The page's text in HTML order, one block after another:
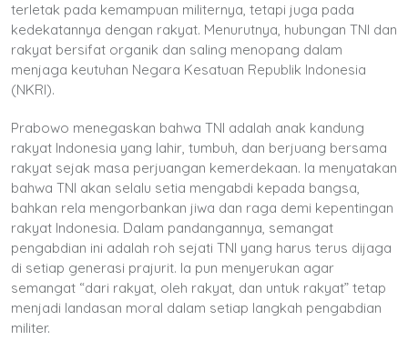
terletak pada kemampuan militernya, tetapi juga pada
kedekatannya dengan rakyat. Menurutnya, hubungan TNI dan
rakyat bersifat organik dan saling menopang dalam
menjaga keutuhan Negara Kesatuan Republik Indonesia
(NKRI).
Prabowo menegaskan bahwa TNI adalah anak kandung
rakyat Indonesia yang lahir, tumbuh, dan berjuang bersama
rakyat sejak masa perjuangan kemerdekaan. Ia menyatakan
bahwa TNI akan selalu setia mengabdi kepada bangsa,
bahkan rela mengorbankan jiwa dan raga demi kepentingan
rakyat Indonesia. Dalam pandangannya, semangat
pengabdian ini adalah roh sejati TNI yang harus terus dijaga
di setiap generasi prajurit. Ia pun menyerukan agar
semangat “dari rakyat, oleh rakyat, dan untuk rakyat” tetap
menjadi landasan moral dalam setiap langkah pengabdian
militer.